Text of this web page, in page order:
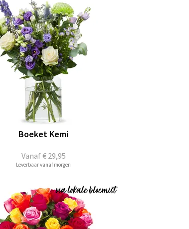
Vanaf€ 29,95
Boeket Kemi
Leverbaar vanaf morgen